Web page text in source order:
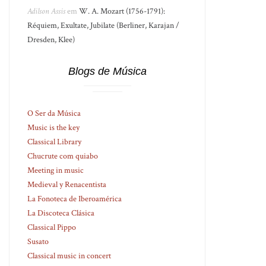
Adilson AssisemW. A. Mozart (1756-1791):
Réquiem, Exultate, Jubilate (Berliner, Karajan /
Dresden, Klee)
Blogs de Música
O Ser da Música
Music is the key
Classical Library
Chucrute com quiabo
Meeting in music
Medieval y Renacentista
La Fonoteca de Iberoamérica
La Discoteca Clásica
Classical Pippo
Susato
Classical music in concert